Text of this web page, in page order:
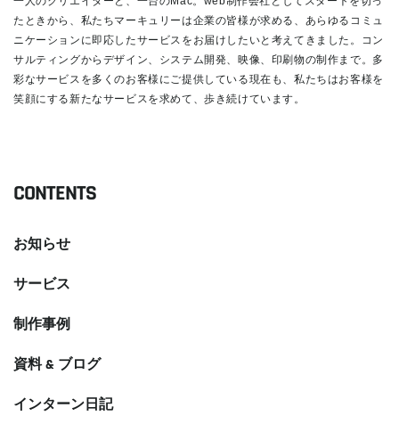
たときから、私たちマーキュリーは企業の皆様が求める、あらゆるコミュ
ニケーションに即応したサービスをお届けしたいと考えてきました。コン
サルティングからデザイン、システム開発、映像、印刷物の制作まで。多
彩なサービスを多くのお客様にご提供している現在も、私たちはお客様を
笑顔にする新たなサービスを求めて、歩き続けています。
CONTENTS
お知らせ
サービス
制作事例
資料 & ブログ
インターン日記